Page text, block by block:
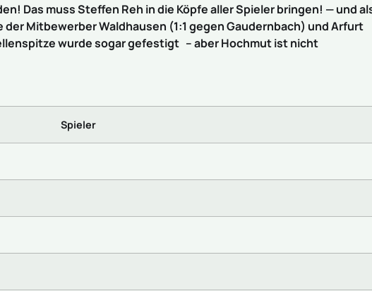
Das muss Steffen Reh in die Köpfe aller Spieler bringen! — und
Mitbewerber Waldhausen (1:1 gegen Gaudernbach) und Arfurt
wurde sogar gefestigt – aber Hochmut ist nicht
Spieler